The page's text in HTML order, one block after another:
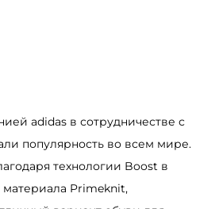
adidas в сотрудничестве с
популярность во всем мире.
технологии Boost в
материала Primeknit,